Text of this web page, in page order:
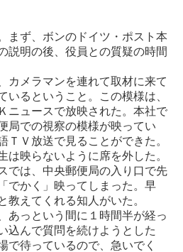
まず、ボンのドイツ・ポスト本
説明の後、役員との質疑の時間
カメラマンを連れて取材に来て
いるということ。この模様は、
ニュースで放映された。本社で
局での視察の模様が映ってい
ＴＶ放送で見ることができた。
は映らないように席を外した。
では、中央郵便局の入り口で先
でかく」映ってしまった。早
教えてくれる知人がいた。
あっという間に１時間半が経っ
込んで質問を続けようとした
で待っているので、急いでく